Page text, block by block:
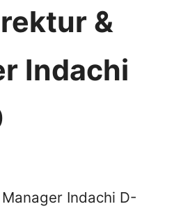
&
Indachi
Indachi D-